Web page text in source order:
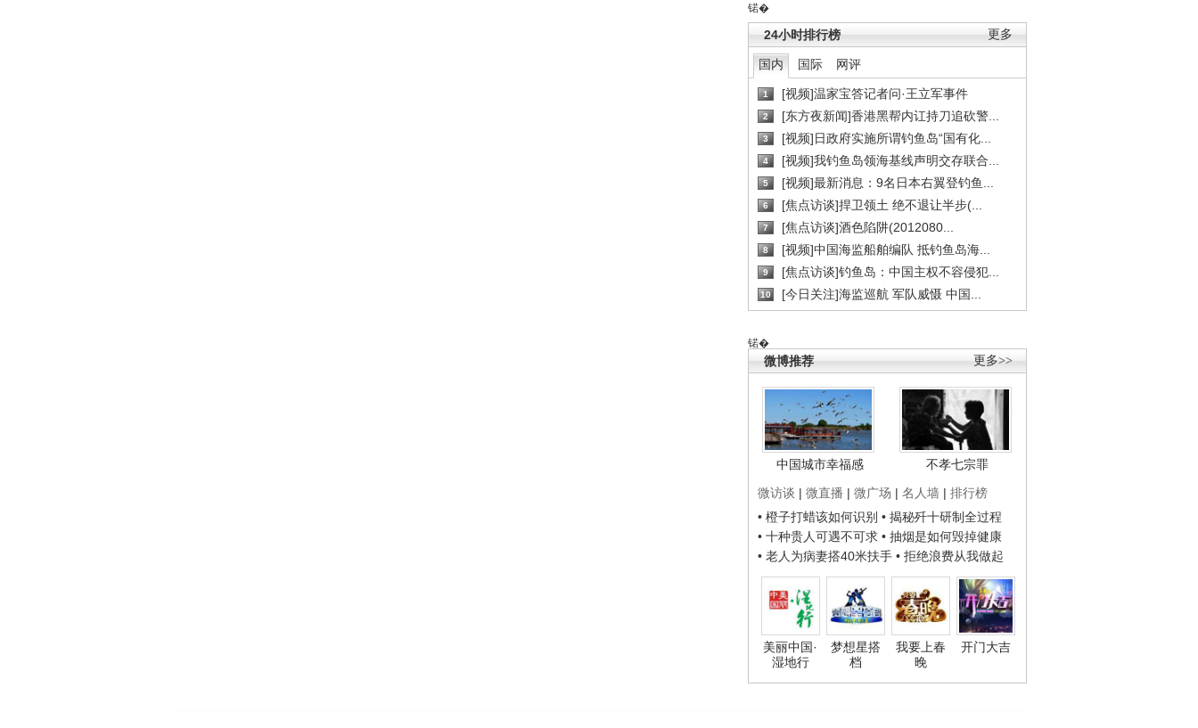
锘�
更多
24小时排行榜
国内 国际 网评
1 [视频]温家宝答记者问·王立军事件
2 [东方夜新闻]香港黑帮内讧持刀追砍警...
3 [视频]日政府实施所谓钓鱼岛“国有化...
4 [视频]我钓鱼岛领海基线声明交存联合...
5 [视频]最新消息：9名日本右翼登钓鱼...
6 [焦点访谈]捍卫领土 绝不退让半步(...
7 [焦点访谈]酒色陷阱(2012080...
8 [视频]中国海监船舶编队 抵钓鱼岛海...
9 [焦点访谈]钓鱼岛：中国主权不容侵犯...
10 [今日关注]海监巡航 军队威慑 中国...
锘�
更多>>
微博推荐
中国城市幸福感
不孝七宗罪
微访谈 | 微直播 | 微广场 | 名人墙 | 排行榜
• 橙子打蜡该如何识别 • 揭秘歼十研制全过程
• 十种贵人可遇不可求 • 抽烟是如何毁掉健康
• 老人为病妻搭40米扶手 • 拒绝浪费从我做起
美丽中国·
湿地行
梦想星搭
档
我要上春
晚
开门大吉